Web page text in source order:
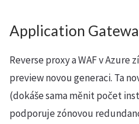
Application
Reverse proxy a WAF v Azure
preview novou generaci. Ta
(dokáše sama měnit počet
podporuje zónovou